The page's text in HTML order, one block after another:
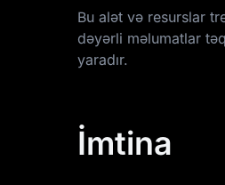
Bu alət və resurslar
dəyərli məlumatlar
yaradır.
İmtina